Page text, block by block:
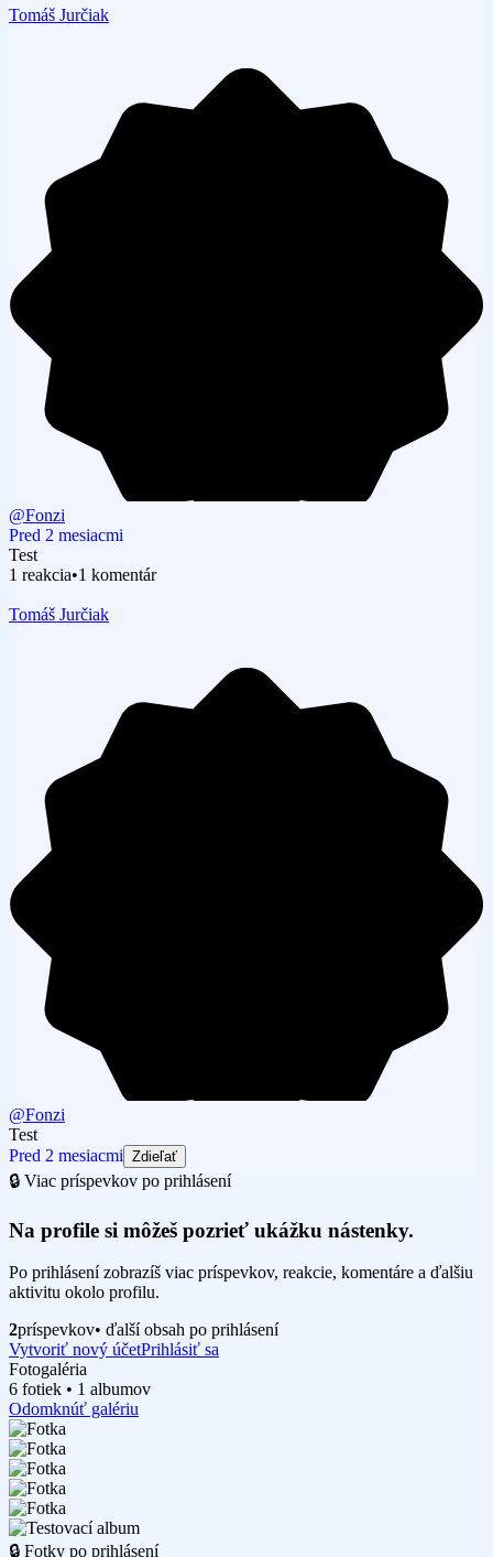
Tomáš Jurčiak
@Fonzi
Pred 2 mesiacmi
Test
1 reakcia•1 komentár
Tomáš Jurčiak
@Fonzi
Test
Pred 2 mesiacmi Zdieľať
🔒 Viac príspevkov po prihlásení
Na profile si môžeš pozrieť ukážku nástenky.
Po prihlásení zobrazíš viac príspevkov, reakcie, komentáre a ďalšiu
aktivitu okolo profilu.
2príspevkov• ďalší obsah po prihlásení
Vytvoriť nový účetPrihlásiť sa
Fotogaléria
6 fotiek • 1 albumov
Odomknúť galériu
🔒 Fotky po prihlásení